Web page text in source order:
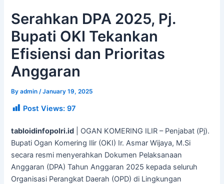
Serahkan DPA 2025, Pj.
Bupati OKI Tekankan
Efisiensi dan Prioritas
Anggaran
Byadmin/January 19, 2025
Post Views: 97
tabloidinfopolri.id | OGAN KOMERING ILIR – Penjabat (Pj).
Bupati Ogan Komering Ilir (OKI) Ir. Asmar Wijaya, M.Si
secara resmi menyerahkan Dokumen Pelaksanaan
Anggaran (DPA) Tahun Anggaran 2025 kepada seluruh
Organisasi Perangkat Daerah (OPD) di Lingkungan